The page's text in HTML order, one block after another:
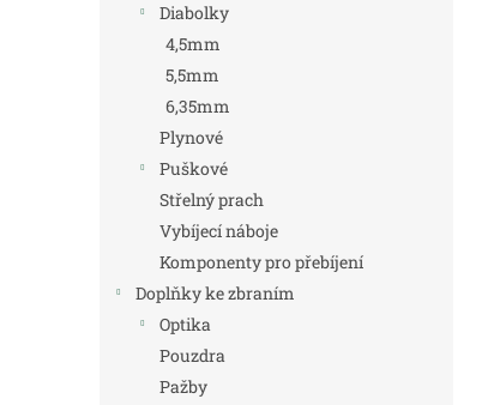
Diabolky
4,5mm
5,5mm
6,35mm
Plynové
Puškové
Střelný prach
Vybíjecí náboje
Komponenty pro přebíjení
Doplňky ke zbraním
Optika
Pouzdra
Pažby